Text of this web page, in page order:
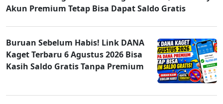
Akun Premium Tetap Bisa Dapat Saldo Gratis
Buruan Sebelum Habis! Link DANA
Kaget Terbaru 6 Agustus 2026 Bisa
Kasih Saldo Gratis Tanpa Premium